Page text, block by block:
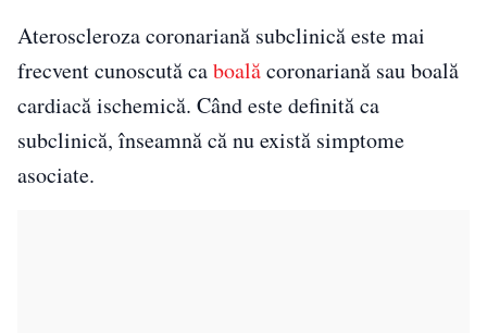
Ateroscleroza coronariană subclinică este mai
frecvent cunoscută caboalăcoronariană sau boală
cardiacă ischemică. Când este definită ca
subclinică, înseamnă că nu există simptome
asociate.